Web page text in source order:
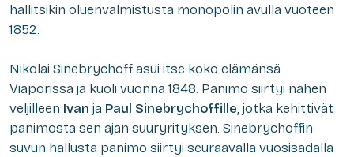
hallitsikin oluenvalmistusta monopolin avulla vuoteen
1852.
Nikolai Sinebrychoff asui itse koko elämänsä
Viaporissa ja kuoli vuonna 1848. Panimo siirtyi nähen
veljilleen Ivan ja Paul Sinebrychoffille, jotka kehittivät
panimosta sen ajan suuryrityksen. Sinebrychoffin
suvun hallusta panimo siirtyi seuraavalla vuosisadalla